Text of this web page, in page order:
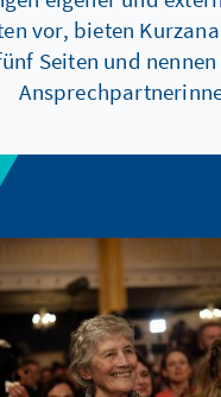
vor, bieten
Seiten und nennen